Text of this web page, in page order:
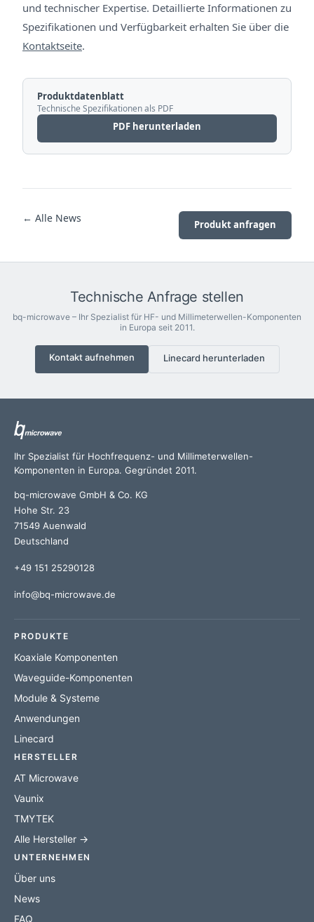
und technischer Expertise. Detaillierte Informationen zu
Spezifikationen und Verfügbarkeit erhalten Sie über die
Kontaktseite.
Produktdatenblatt
Technische Spezifikationen als PDF
PDF herunterladen
← Alle News Produkt anfragen
Technische Anfrage stellen
bq-microwave – Ihr Spezialist für HF- und Millimeterwellen-Komponenten
in Europa seit 2011.
Kontakt aufnehmen Linecard herunterladen
Ihr Spezialist für Hochfrequenz- und Millimeterwellen-
Komponenten in Europa. Gegründet 2011.
bq-microwave GmbH & Co. KG
Hohe Str. 23
71549 Auenwald
Deutschland
+49 151 25290128
info@bq-microwave.de
PRODUKTE
Koaxiale Komponenten
Waveguide-Komponenten
Module & Systeme
Anwendungen
Linecard
HERSTELLER
AT Microwave
Vaunix
TMYTEK
Alle Hersteller →
UNTERNEHMEN
Über uns
News
FAQ